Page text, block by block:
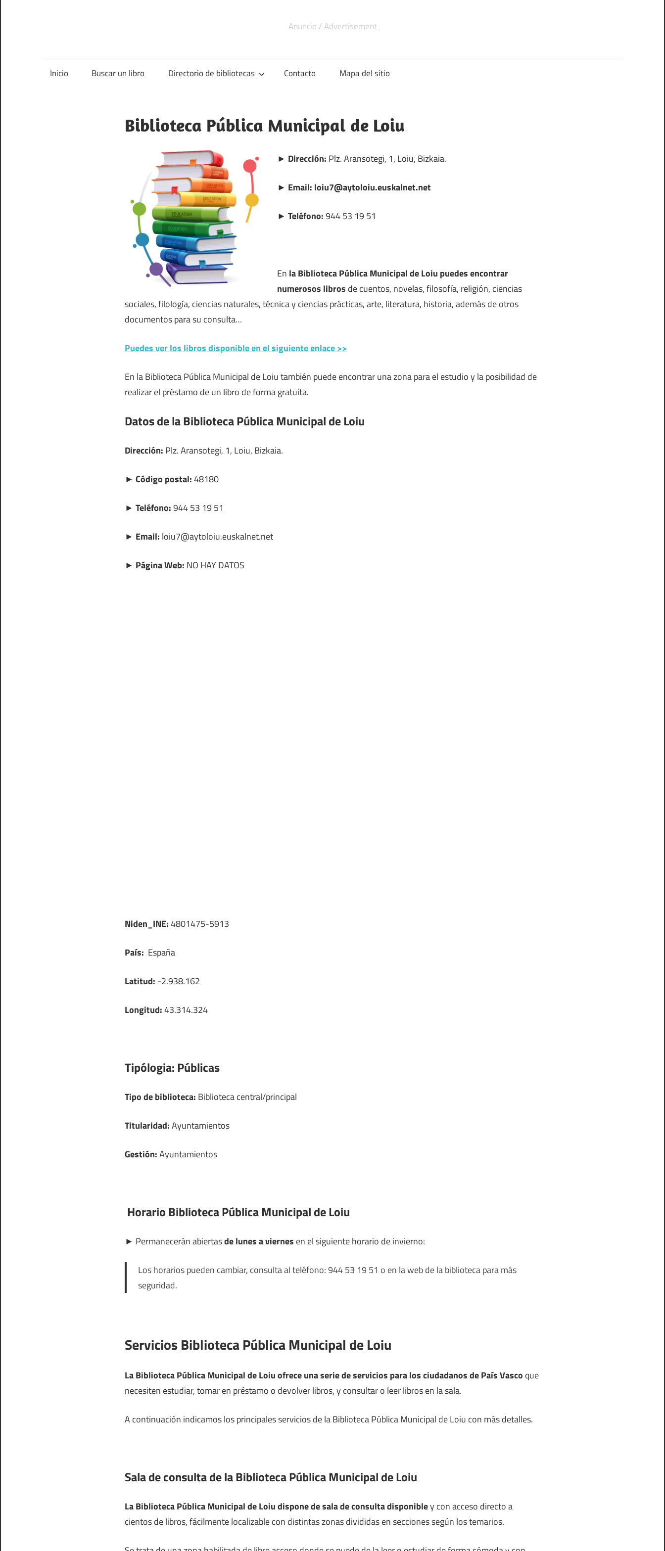
Inicio Buscar un libro Directorio de bibliotecas Contacto Mapa del sitio
Biblioteca Pública Municipal de Loiu
► Dirección: Plz. Aransotegi, 1, Loiu, Bizkaia.
► Email: loiu7@aytoloiu.euskalnet.net
► Teléfono:944 53 19 51
En la Biblioteca Pública Municipal de Loiu puedes encontrar
numerosos libros de cuentos, novelas, filosofía, religión, ciencias
sociales, filología, ciencias naturales, técnica y ciencias prácticas, arte, literatura, historia, además de otros
documentos para su consulta…
Puedes ver los libros disponible en el siguiente enlace >>
En la Biblioteca Pública Municipal de Loiu también puede encontrar una zona para el estudio y la posibilidad de
realizar el préstamo de un libro de forma gratuita.
Datos de la Biblioteca Pública Municipal de Loiu
Dirección: Plz. Aransotegi, 1, Loiu, Bizkaia.
► Código postal:48180
► Teléfono:944 53 19 51
► Email: loiu7@aytoloiu.euskalnet.net
► Página Web: NO HAY DATOS
Niden_INE:4801475-5913
País: España
Latitud: -2.938.162
Longitud:43.314.324
Tipólogia:Públicas
Tipo de biblioteca: Biblioteca central/principal
Titularidad:Ayuntamientos
Gestión:Ayuntamientos
Horario Biblioteca Pública Municipal de Loiu
► Permanecerán abiertasde lunes a viernes en el siguiente horario de invierno:
Los horarios pueden cambiar, consulta al teléfono: 944 53 19 51 o en la web de la biblioteca para más
seguridad.
Servicios Biblioteca Pública Municipal de Loiu
La Biblioteca Pública Municipal de Loiu ofrece una serie de servicios para los ciudadanos de País Vasco que
necesiten estudiar, tomar en préstamo o devolver libros, y consultar o leer libros en la sala.
A continuación indicamos los principales servicios de la Biblioteca Pública Municipal de Loiu con más detalles.
Sala de consulta de la Biblioteca Pública Municipal de Loiu
La Biblioteca Pública Municipal de Loiu dispone de sala de consulta disponibley con acceso directo a
cientos de libros, fácilmente localizable con distintas zonas divididas en secciones según los temarios.